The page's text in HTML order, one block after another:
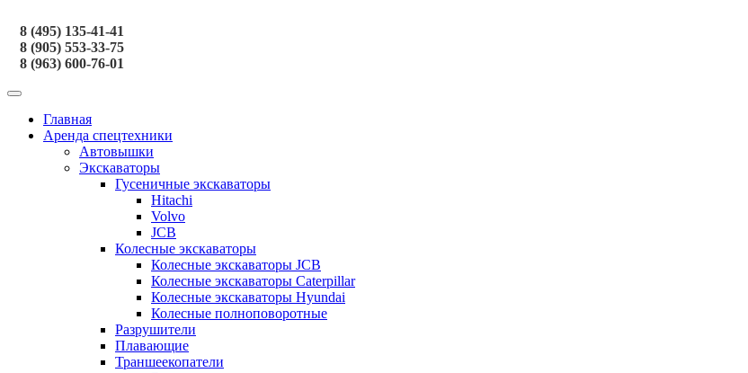
8 (495) 135-41-41
8 (905) 553-33-75
8 (963) 600-76-01
Главная
Аренда спецтехники
Автовышки
Экскаваторы
Гусеничные экскаваторы
Hitachi
Volvo
JCB
Колесные экскаваторы
Колесные экскаваторы JCB
Колесные экскаваторы Caterpillar
Колесные экскаваторы Hyundai
Колесные полноповоротные
Разрушители
Плавающие
Траншеекопатели